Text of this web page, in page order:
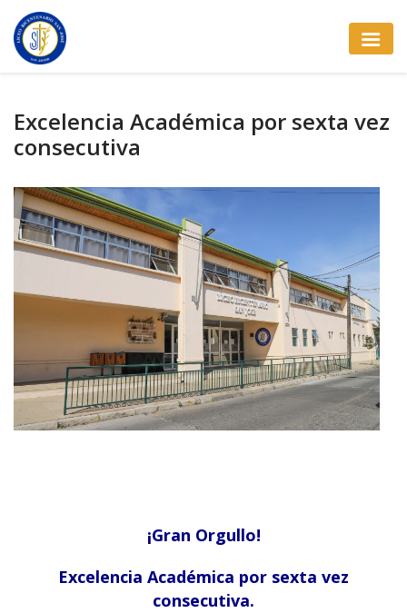
Excelencia Académica por sexta vez
consecutiva
¡Gran Orgullo!
Excelencia Académica por sexta vez
consecutiva.